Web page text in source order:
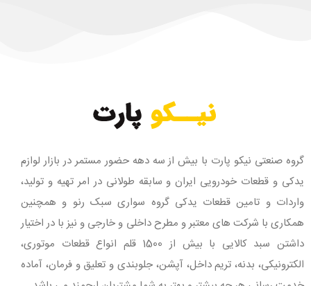
گروه صنعتی نیکو پارت با بیش از سه دهه حضور مستمر در بازار لوازم
یدکی و قطعات خودرویی ایران و سابقه طولانی در امر تهیه و تولید،
واردات و تامین قطعات یدکی گروه سواری سبک رنو و همچنین
همکاری با شرکت های معتبر و مطرح داخلی و خارجی و نیز با در اختیار
داشتن سبد کالایی با بیش از 1500 قلم انواع قطعات موتوری،
الکترونیکی، بدنه، تریم داخل، آپشن، جلوبندی و تعلیق و فرمان، آماده